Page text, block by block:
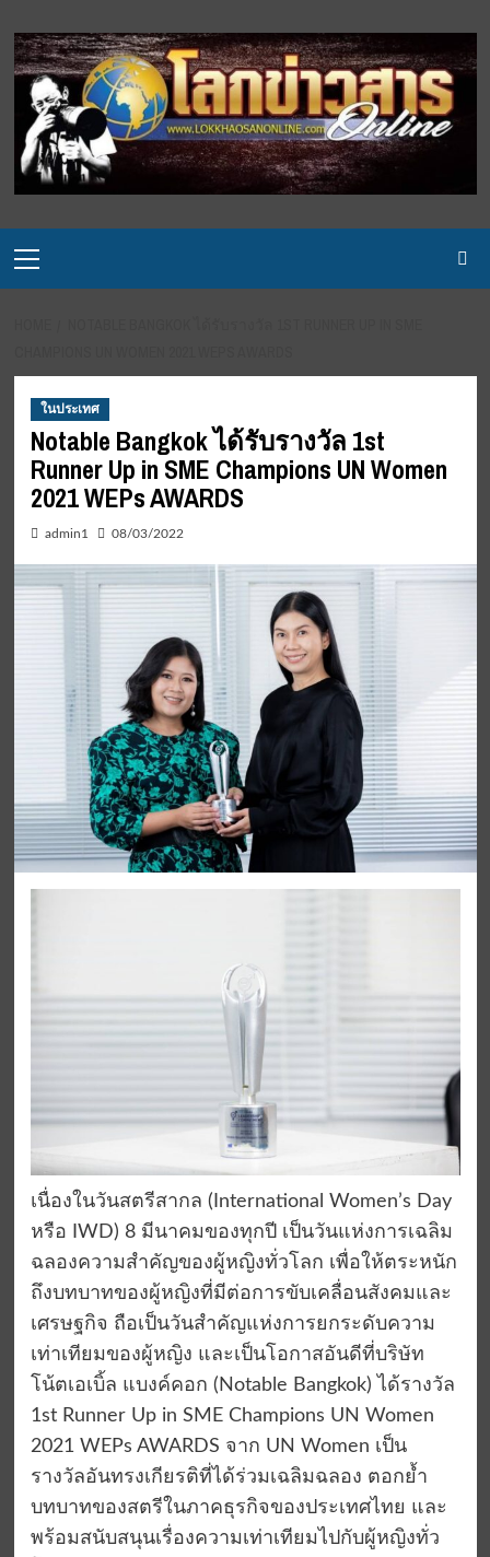
to
content
Menu
ในประเทศ
Notable Bangkok ได้รับรางวัล 1st
Runner Up in SME Champions UN Women
2021 WEPs AWARDS
admin1 08/03/2022
เนื่องในวันสตรีสากล (International Women’s Day
หรือ IWD) 8 มีนาคมของทุกปี เป็นวันแห่งการเฉลิม
ฉลองความสำคัญของผู้หญิงทั่วโลก เพื่อให้ตระหนัก
ถึงบทบาทของผู้หญิงที่มีต่อการขับเคลื่อนสังคมและ
เศรษฐกิจ ถือเป็นวันสำคัญแห่งการยกระดับความ
เท่าเทียมของผู้หญิง และเป็นโอกาสอันดีที่บริษัท
โน้ตเอเบิ้ล แบงค์คอก (Notable Bangkok) ได้รางวัล
1st Runner Up in SME Champions UN Women
2021 WEPs AWARDS จาก UN Women เป็น
รางวัลอันทรงเกียรติที่ได้ร่วมเฉลิมฉลอง ตอกย้ำ
บทบาทของสตรีในภาคธุรกิจของประเทศไทย และ
พร้อมสนับสนุนเรื่องความเท่าเทียมไปกับผู้หญิงทั่ว